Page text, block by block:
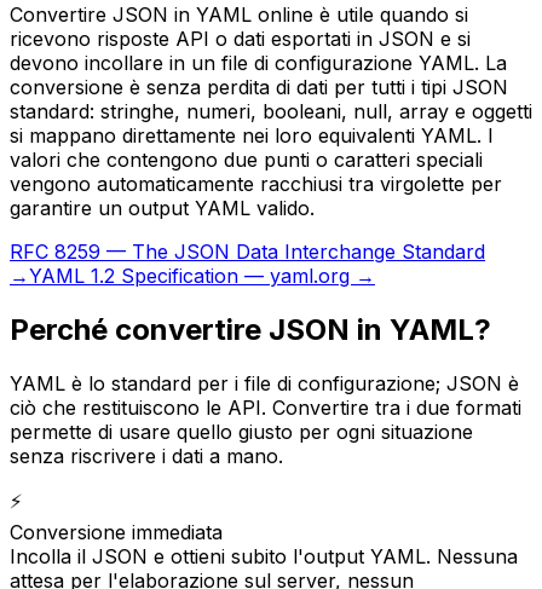
Convertire JSON in YAML online è utile quando si
ricevono risposte API o dati esportati in JSON e si
devono incollare in un file di configurazione YAML. La
conversione è senza perdita di dati per tutti i tipi JSON
standard: stringhe, numeri, booleani, null, array e oggetti
si mappano direttamente nei loro equivalenti YAML. I
valori che contengono due punti o caratteri speciali
vengono automaticamente racchiusi tra virgolette per
garantire un output YAML valido.
RFC 8259 — The JSON Data Interchange Standard
→YAML 1.2 Specification — yaml.org →
Perché convertire JSON in YAML?
YAML è lo standard per i file di configurazione; JSON è
ciò che restituiscono le API. Convertire tra i due formati
permette di usare quello giusto per ogni situazione
senza riscrivere i dati a mano.
⚡
Conversione immediata
Incolla il JSON e ottieni subito l'output YAML. Nessuna
attesa per l'elaborazione sul server, nessun